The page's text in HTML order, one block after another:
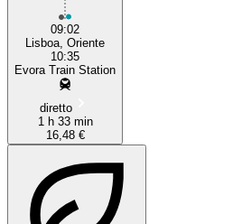
09:02
Lisboa, Oriente
10:35
Evora Train Station
diretto
1 h 33 min
16,48 €